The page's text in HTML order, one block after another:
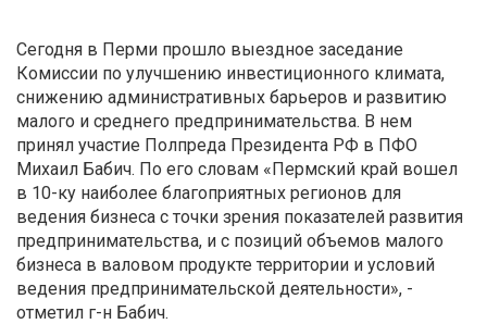
Сегодня в Перми прошло выездное заседание
Комиссии по улучшению инвестиционного климата,
снижению административных барьеров и развитию
малого и среднего предпринимательства. В нем
принял участие Полпреда Президента РФ в ПФО
Михаил Бабич. По его словам «Пермский край вошел
в 10-ку наиболее благоприятных регионов для
ведения бизнеса с точки зрения показателей развития
предпринимательства, и с позиций объемов малого
бизнеса в валовом продукте территории и условий
ведения предпринимательской деятельности», -
отметил г-н Бабич.